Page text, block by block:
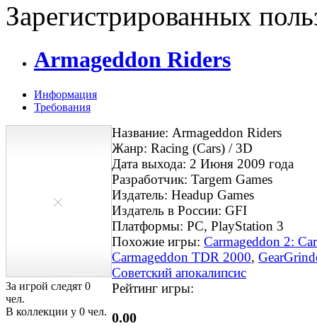
Зарегистрированных
Armageddon Riders
Информация
Требования
За игрой следят 0
чел.
В коллекции у 0 чел.
Название: Armageddon Riders
Жанр: Racing (Cars) / 3D
Дата выхода: 2 Июня 2009 года
Разработчик: Targem Games
Издатель: Headup Games
Издатель в России: GFI
Платформы: PC, PlayStation 3
Похожие игры: Carmageddon 2:
Carmageddon TDR 2000,
Советский апокалипсис
Рейтинг игры:
0.00